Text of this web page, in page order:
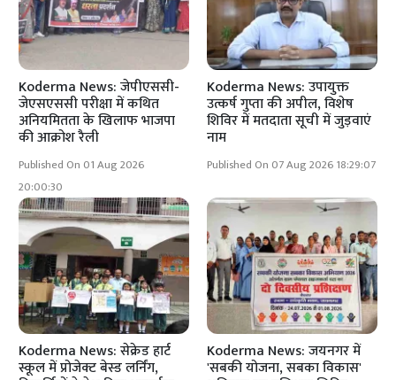
Koderma News: जेपीएससी-
जेएसएससी परीक्षा में कथित
अनियमितता के खिलाफ भाजपा
की आक्रोश रैली
Published On 01 Aug 2026
20:00:30
Koderma News: उपायुक्त
उत्कर्ष गुप्ता की अपील, विशेष
शिविर में मतदाता सूची में जुड़वाएं
नाम
Published On 07 Aug 2026 18:29:07
Koderma News: सेक्रेड हार्ट
स्कूल में प्रोजेक्ट बेस्ड लर्निंग,
Koderma News: जयनगर में
'सबकी योजना, सबका विकास'